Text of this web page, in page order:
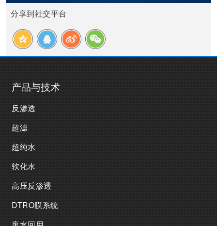
分享到社交平台
产品与技术
反渗透
超滤
超纯水
软化水
高压反渗透
DTRO膜系统